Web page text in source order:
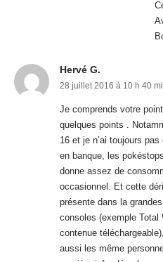
quelques points .
16 et je n’ai toujours
en banque, les
occasionnel. Et cette
présente dans la
contenue
aussi les même
manière infondée claque
Concernant la RA, celà
excepté de rendre plus
pokémons nous tournent
bien vite désactivée.
J’avoue ce qui me
premières découvertes
chier sur la durée, ok y a